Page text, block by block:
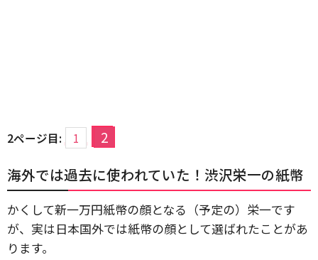
2ページ目: 1 2
海外では過去に使われていた！渋沢栄一の紙幣
かくして新一万円紙幣の顔となる（予定の）栄一です
が、実は日本国外では紙幣の顔として選ばれたことがあ
ります。